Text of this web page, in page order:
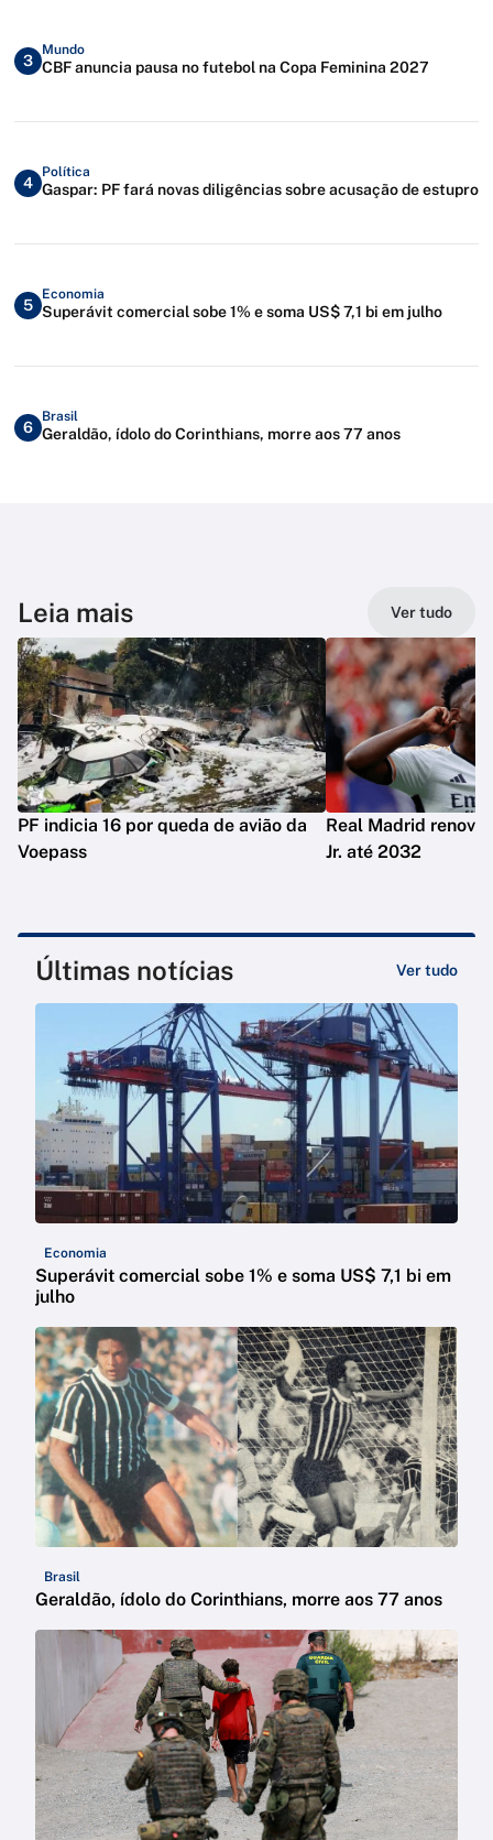
3
Mundo
CBF anuncia pausa no futebol na Copa Feminina 2027
4
Política
Gaspar: PF fará novas diligências sobre acusação de estupro
5
Economia
Superávit comercial sobe 1% e soma US$ 7,1 bi em julho
6
Brasil
Geraldão, ídolo do Corinthians, morre aos 77 anos
Leia mais Ver tudo
PF indicia 16 por queda de avião da
Voepass
Real Madrid
Jr. até 2032
Últimas notícias Ver tudo
Economia
Superávit comercial sobe 1% e soma US$ 7,1 bi em
julho
Brasil
Geraldão, ídolo do Corinthians, morre aos 77 anos